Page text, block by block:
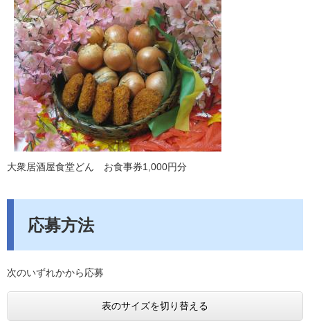
大衆居酒屋食堂どん お食事券1,000円分
応募方法
次のいずれかから応募
表のサイズを切り替える